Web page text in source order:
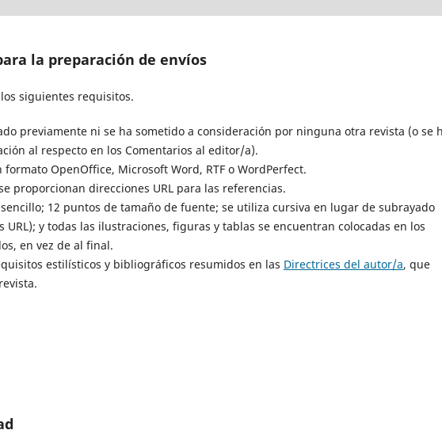
la preparación de envíos
siguientes requisitos.
previamente ni se ha sometido a consideración por ninguna otra revista (o se
al respecto en los Comentarios al editor/a).
formato OpenOffice, Microsoft Word, RTF o WordPerfect.
proporcionan direcciones URL para las referencias.
12 puntos de tamaño de fuente; se utiliza cursiva en lugar de subrayado
URL); y todas las ilustraciones, figuras y tablas se encuentran colocadas en los
en vez de al final.
estilísticos y bibliográficos resumidos en las Directrices del autor/a, que